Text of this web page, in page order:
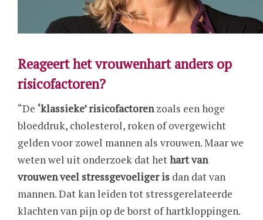
Reageert het vrouwenhart anders op
risicofactoren?
“De ‘klassieke’ risicofactorenzoals een hoge
bloeddruk, cholesterol, roken of overgewicht
gelden voor zowel mannen als vrouwen. Maar we
weten wel uit onderzoek dat hethart van
vrouwen veel stressgevoeliger is dan dat van
mannen. Dat kan leiden tot stressgerelateerde
klachten van pijn op de borst of hartkloppingen.